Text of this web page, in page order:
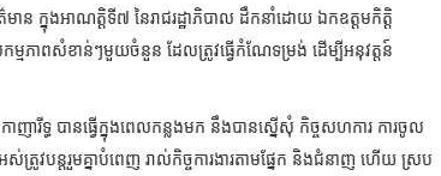
ាន ក្នុងអាណត្តិទី៧ នៃរាជរដ្ឋាភិបាល ដឹកនាំដោយ ឯកឧត្តមកិត្តិ
ភាពសំខាន់ៗមួយចំនួន ដែលត្រូវធ្វើកំណែទម្រង់ ដើម្បីអនុវត្តន៍
ាញារីទ្ធ បានធ្វើក្នុងពេលកន្លងមក នឹងបានស្នើសុំ កិច្ចសហការ ការចូល
រូវបន្តរួមគ្នាបំពេញ រាល់កិច្ចការងារតាមផ្នែក និងជំនាញ ហើយ ស្រប